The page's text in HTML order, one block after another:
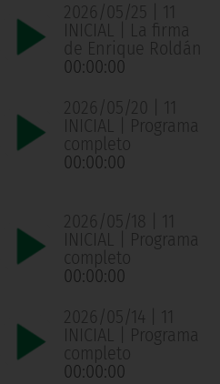
2026/05/25 | 11
INICIAL | La firma
de Enrique Roldán
00:00:00
2026/05/20 | 11
INICIAL | Programa
completo
00:00:00
2026/05/18 | 11
INICIAL | Programa
completo
00:00:00
2026/05/14 | 11
INICIAL | Programa
completo
00:00:00